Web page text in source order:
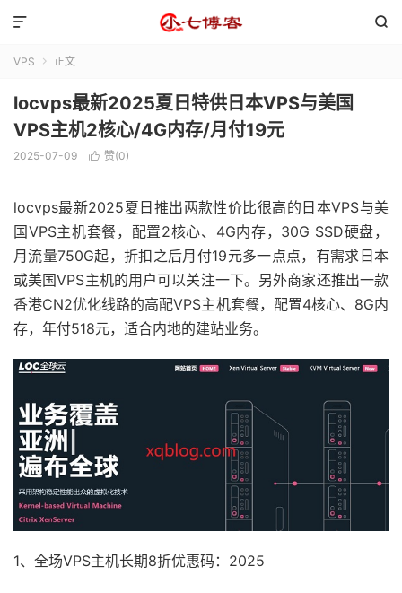


VPS  正文
locvps最新2025夏日特供日本VPS与美国
VPS主机2核心/4G内存/月付19元
2025-07-09  赞(0)
locvps最新2025夏日推出两款性价比很高的日本VPS与美
国VPS主机套餐，配置2核心、4G内存，30G SSD硬盘，
月流量750G起，折扣之后月付19元多一点点，有需求日本
或美国VPS主机的用户可以关注一下。另外商家还推出一款
香港CN2优化线路的高配VPS主机套餐，配置4核心、8G内
存，年付518元，适合内地的建站业务。
1、全场VPS主机长期8折优惠码：2025